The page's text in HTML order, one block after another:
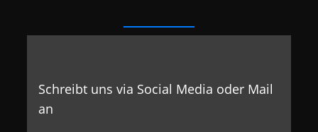
Schreibt uns via Social Media oder Mail
an